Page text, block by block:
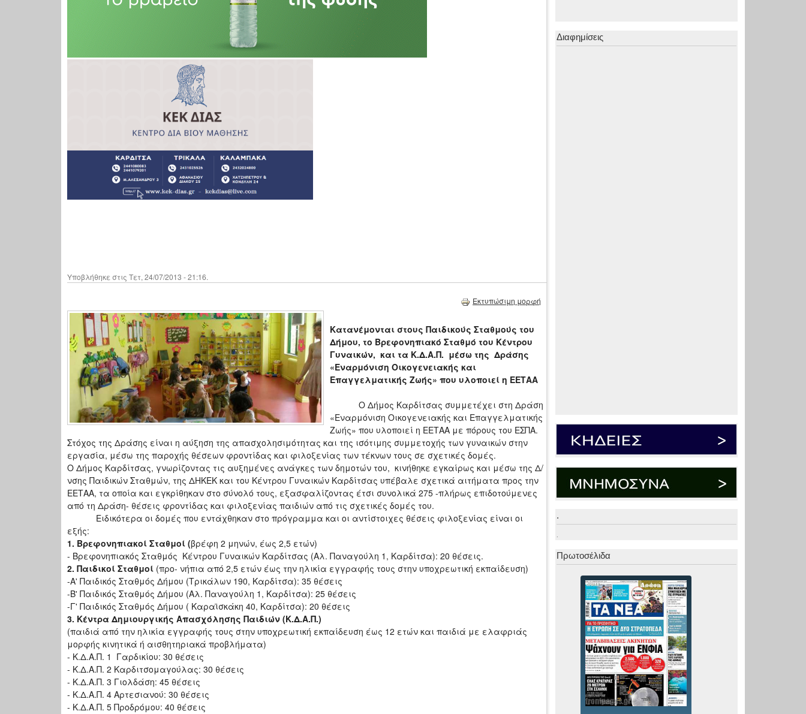
Υποβλήθηκε στις Τετ, 24/07/2013 - 21:16.
Εκτυπώσιμη μορφή
Κατανέμονται στους Παιδικούς Σταθμούς του
Δήμου, το Βρεφονηπιακό Σταθμό του Κέντρου
Γυναικών, και τα Κ.Δ.Α.Π. μέσω της Δράσης
«Εναρμόνιση Οικογενειακής και
Επαγγελματικής Ζωής» που υλοποιεί η ΕΕΤΑΑ
Ο Δήμος Καρδίτσας συμμετέχει στη Δράση
«Εναρμόνιση Οικογενειακής και Επαγγελματικής
Ζωής» που υλοποιεί η ΕΕΤΑΑ με πόρους του ΕΣΠΑ.
Στόχος της Δράσης είναι η αύξηση της απασχολησιμότητας και της ισότιμης συμμετοχής των γυναικών στην
εργασία, μέσω της παροχής θέσεων φροντίδας και φιλοξενίας των τέκνων τους σε σχετικές δομές.
Ο Δήμος Καρδίτσας, γνωρίζοντας τις αυξημένες ανάγκες των δημοτών του, κινήθηκε εγκαίρως και μέσω της Δ/
νσης Παιδικών Σταθμών, της ΔΗΚΕΚ και του Κέντρου Γυναικών Καρδίτσας υπέβαλε σχετικά αιτήματα προς την
ΕΕΤΑΑ, τα οποία και εγκρίθηκαν στο σύνολό τους, εξασφαλίζοντας έτσι συνολικά 275 -πλήρως επιδοτούμενες
από τη Δράση- θέσεις φροντίδας και φιλοξενίας παιδιών από τις σχετικές δομές του.
Ειδικότερα οι δομές που εντάχθηκαν στο πρόγραμμα και οι αντίστοιχες θέσεις φιλοξενίας είναι οι
εξής:
1. Βρεφονηπιακοί Σταθμοί (βρέφη 2 μηνών, έως 2,5 ετών)
- Βρεφονηπιακός Σταθμός Κέντρου Γυναικών Καρδίτσας (Αλ. Παναγούλη 1, Καρδίτσα): 20 θέσεις.
2. Παιδικοί Σταθμοί (προ- νήπια από 2,5 ετών έως την ηλικία εγγραφής τους στην υποχρεωτική εκπαίδευση)
-Α' Παιδικός Σταθμός Δήμου (Τρικάλων 190, Καρδίτσα): 35 θέσεις
-Β' Παιδικός Σταθμός Δήμου (Αλ. Παναγούλη 1, Καρδίτσα): 25 θέσεις
-Γ' Παιδικός Σταθμός Δήμου ( Καραϊσκάκη 40, Καρδίτσα): 20 θέσεις
3. Κέντρα Δημιουργικής Απασχόλησης Παιδιών (Κ.Δ.Α.Π.)
(παιδιά από την ηλικία εγγραφής τους στην υποχρεωτική εκπαίδευση έως 12 ετών και παιδιά με ελαφριάς
μορφής κινητικά ή αισθητηριακά προβλήματα)
- Κ.Δ.Α.Π. 1 Γαρδικίου: 30 θέσεις
- Κ.Δ.Α.Π. 2 Καρδιτσομαγούλας: 30 θέσεις
- Κ.Δ.Α.Π. 3 Γιολδάση: 45 θέσεις
- Κ.Δ.Α.Π. 4 Αρτεσιανού: 30 θέσεις
- Κ.Δ.Α.Π. 5 Προδρόμου: 40 θέσεις
Διαφημίσεις
.
.
Πρωτοσέλιδα